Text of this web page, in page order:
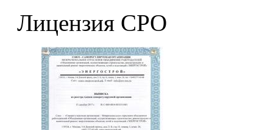
Лицензия СРО